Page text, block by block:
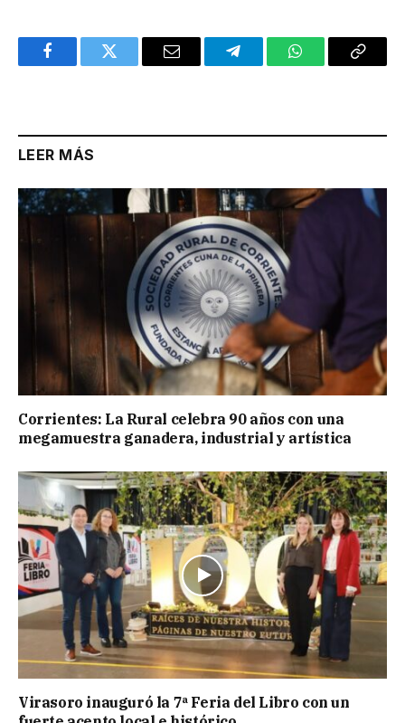
FacebookTwitter Email TelegramWhatsAppCopy
LEER MÁS
Corrientes: La Rural celebra 90 años con una
megamuestra ganadera, industrial y artística
Virasoro inauguró la 7ª Feria del Libro con un